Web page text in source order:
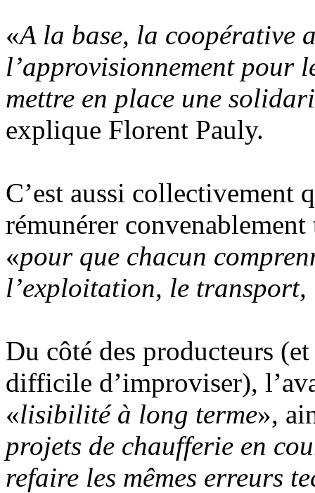
«A la base, la coopérative
l’approvisionnement pour
mettre en place une
explique Florent Pauly.
C’est aussi collectivement
rémunérer
«pour que chacun
l’exploitation, le
Du côté des producteurs
difficile d’improviser),
«lisibilité à long terme»,
projets de chaufferie en
refaire les mêmes erreurs